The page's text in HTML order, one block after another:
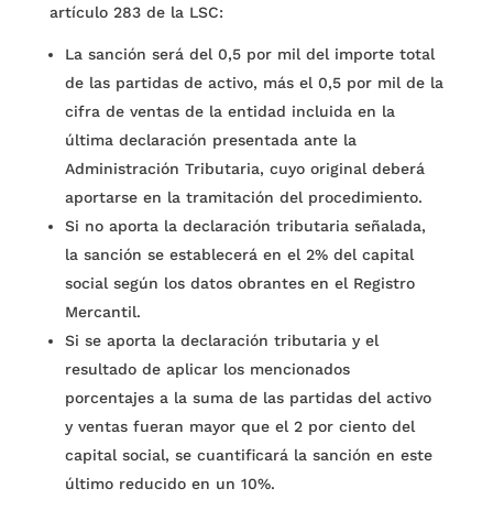
artículo 283 de la LSC:
La sanción será del 0,5 por mil del importe total
de las partidas de activo, más el 0,5 por mil de la
cifra de ventas de la entidad incluida en la
última declaración presentada ante la
Administración Tributaria, cuyo original deberá
aportarse en la tramitación del procedimiento.
Si no aporta la declaración tributaria señalada,
la sanción se establecerá en el 2% del capital
social según los datos obrantes en el Registro
Mercantil.
Si se aporta la declaración tributaria y el
resultado de aplicar los mencionados
porcentajes a la suma de las partidas del activo
y ventas fueran mayor que el 2 por ciento del
capital social, se cuantificará la sanción en este
último reducido en un 10%.